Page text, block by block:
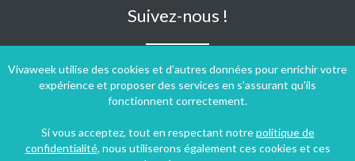
Vivaweek utilise des cookies et d'autres données pour enrichir votre
expérience et proposer des services en s'assurant qu'ils
fonctionnent correctement.
Si vous acceptez, tout en respectant notrepolitique de
confidentialité, nous utiliserons également ces cookies et ces
Suivez-nous !